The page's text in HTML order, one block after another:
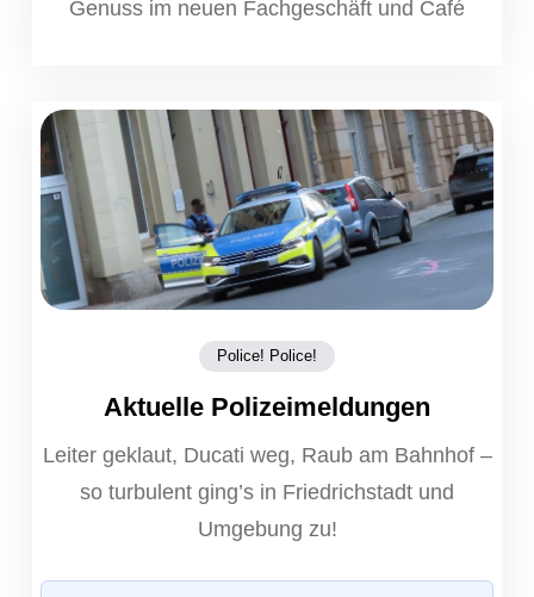
Genuss im neuen Fachgeschäft und Café
Police! Police!
Aktuelle Polizeimeldungen
Leiter geklaut, Ducati weg, Raub am Bahnhof –
so turbulent ging’s in Friedrichstadt und
Umgebung zu!